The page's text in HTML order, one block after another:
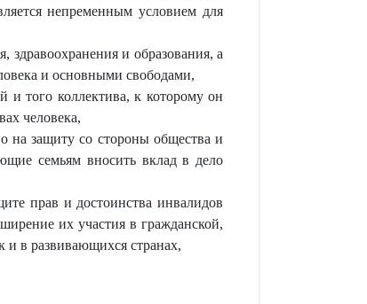
непременным условием для
здравоохранения и образования, а
и основными свободами,
и того коллектива, к которому он
человека,
на защиту со стороны общества и
семьям вносить вклад в дело
прав и достоинства инвалидов
их участия в гражданской,
и в развивающихся странах,